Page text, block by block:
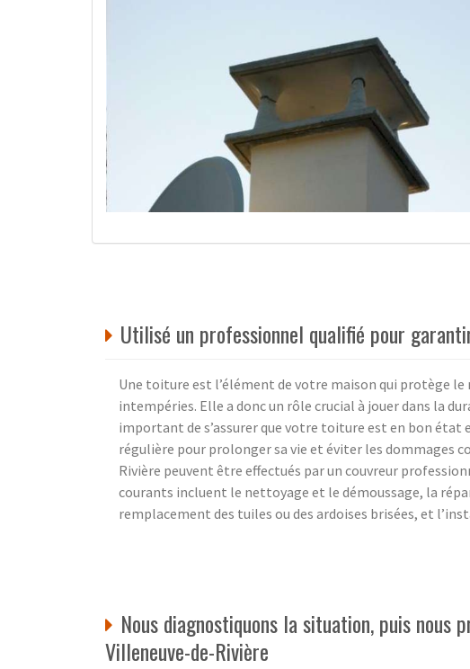
Utilisé un professionnel qualifié pour
Une toiture est l’élément de votre maison qui protège le
intempéries. Elle a donc un rôle crucial à jouer dans la
important de s’assurer que votre toiture est en bon état
régulière pour prolonger sa vie et éviter les dommages
Rivière peuvent être effectués par un couvreur
courants incluent le nettoyage et le démoussage, la
remplacement des tuiles ou des ardoises brisées, et
Nous diagnostiquons la situation, puis
Villeneuve-de-Rivière